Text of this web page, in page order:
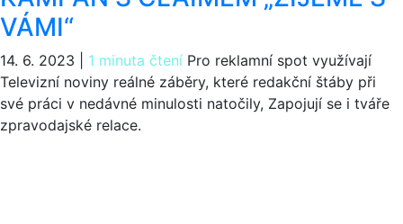
VÁMI“
14. 6. 2023 1 minuta čtení Pro reklamní spot využívají
Televizní noviny reálné záběry, které redakční štáby při
své práci v nedávné minulosti natočily, Zapojují se i tváře
zpravodajské relace.